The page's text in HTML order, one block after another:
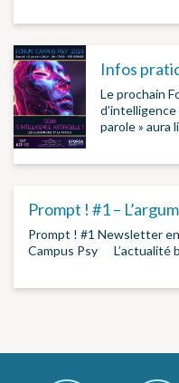
Infos
Le prochain
parole » aura
Prompt ! #1 –
Prompt ! #1 Newsletter
Campus Psy